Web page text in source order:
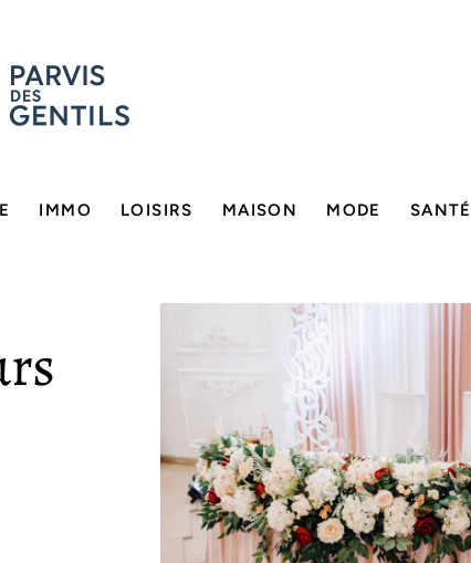
IMMO LOISIRS MAISON MODE SANTÉ